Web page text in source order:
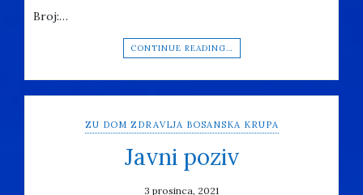
Broj:…
CONTINUE READING…
ZU DOM ZDRAVLJA BOSANSKA KRUPA
Javni poziv
3 prosinca, 2021